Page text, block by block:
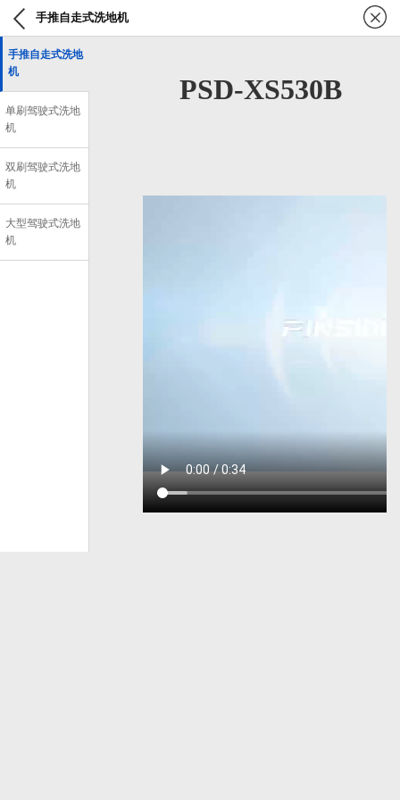
手推自走式洗地机
手推自走式洗地
机
单刷驾驶式洗地
机
双刷驾驶式洗地
机
大型驾驶式洗地
机
PSD-XS530B